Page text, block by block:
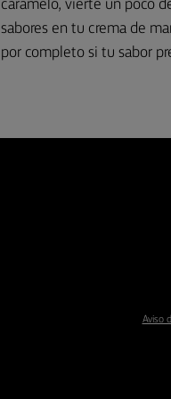
caramelo, vierte un poco
sabores en tu crema de
por completo si tu sabor
Aviso